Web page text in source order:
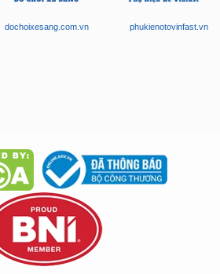
dochoixesang.com.vn phukienotovinfast.vn